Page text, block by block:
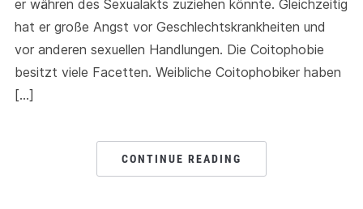
er währen des Sexualakts zuziehen könnte. Gleichzeitig
hat er große Angst vor Geschlechtskrankheiten und
vor anderen sexuellen Handlungen. Die Coitophobie
besitzt viele Facetten. Weibliche Coitophobiker haben
[…]
CONTINUE READING